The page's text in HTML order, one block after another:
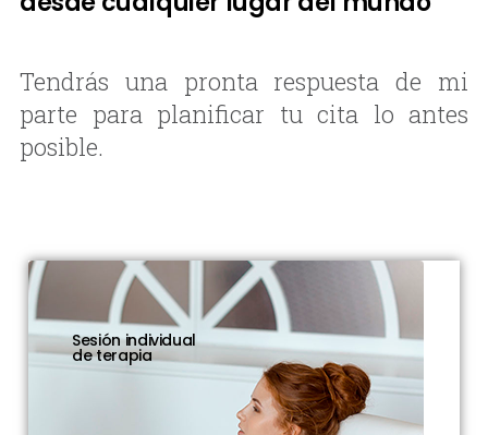
Tendrás una pronta respuesta de mi
parte para planificar tu cita lo antes
posible.
Sesión individual
de terapia